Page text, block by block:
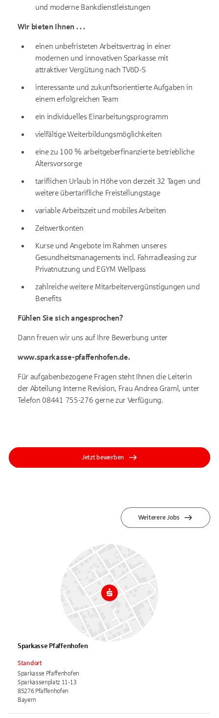
und moderne Bankdienstleistungen
Wir bieten Ihnen . . .
einen unbefristeten Arbeitsvertrag in einer
modernen und innovativen Sparkasse mit
attraktiver Vergütung nach TVöD-S
interessante und zukunftsorientierte Aufgaben in
einem erfolgreichen Team
ein individuelles Einarbeitungsprogramm
vielfältige Weiterbildungsmöglichkeiten
eine zu 100 % arbeitgeberfinanzierte betriebliche
Altersvorsorge
tariflichen Urlaub in Höhe von derzeit 32 Tagen und
weitere übertarifliche Freistellungstage
variable Arbeitszeit und mobiles Arbeiten
Zeitwertkonten
Kurse und Angebote im Rahmen unseres
Gesundheitsmanagements incl. Fahrradleasing zur
Privatnutzung und EGYM Wellpass
zahlreiche weitere Mitarbeitervergünstigungen und
Benefits
Fühlen Sie sich angesprochen?
Dann freuen wir uns auf Ihre Bewerbung unter
www.sparkasse-pfaffenhofen.de.
Für aufgabenbezogene Fragen steht Ihnen die Leiterin
der Abteilung Interne Revision, Frau Andrea Graml, unter
Telefon 08441 755-276 gerne zur Verfügung.
Jetzt bewerben
Weiterere Jobs
Sparkasse Pfaffenhofen
Standort
Sparkasse Pfaffenhofen
Sparkassenplatz 11-13
85276 Pfaffenhofen
Bayern